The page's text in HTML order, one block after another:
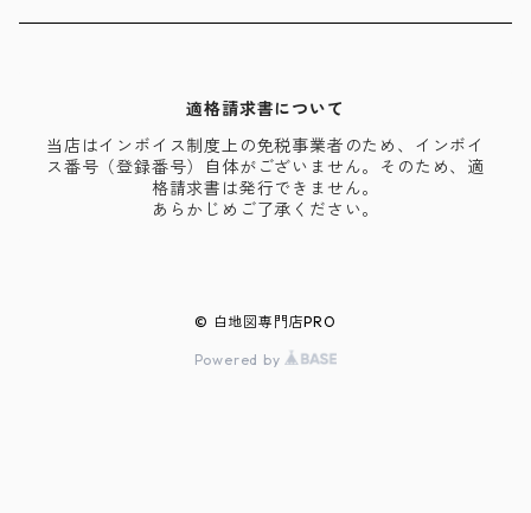
適格請求書について
当店はインボイス制度上の免税事業者のため、インボイ
ス番号（登録番号）自体がございません。そのため、適
格請求書は発行できません。
あらかじめご了承ください。
© 白地図専門店PRO
Powered by